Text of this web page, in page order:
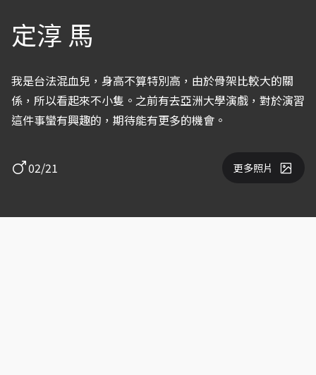
定淳 馬
我是台法混血兒，身高不算特別高，由於骨架比較大的關
係，所以看起來不小隻。之前有去亞洲大學演戲，對於演習
這件事蠻有興趣的，期待能有更多的機會。
02/21 更多照片